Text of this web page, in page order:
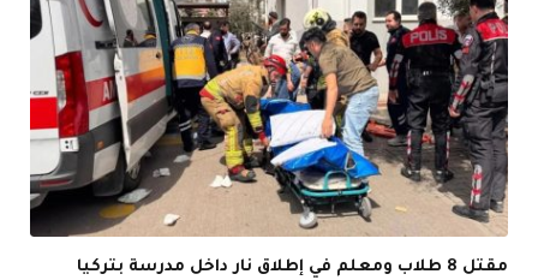
مقتل 8 طلاب ومعلم في إطلاق نار داخل مدرسة بتركيا